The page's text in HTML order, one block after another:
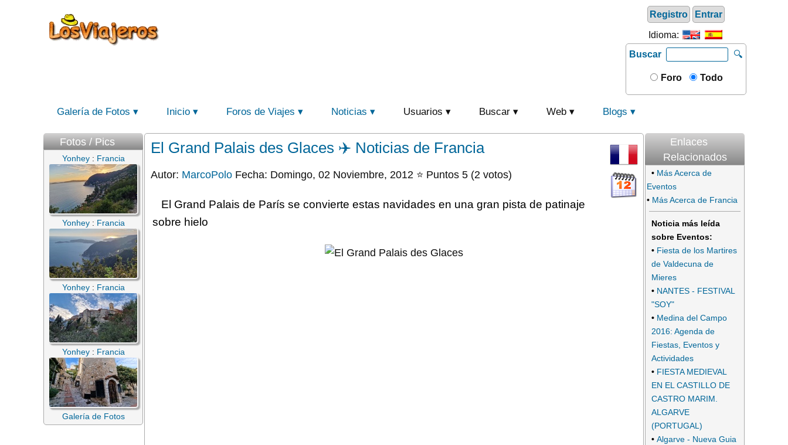
Registro Entrar
Idioma:
Buscar
🔍
Foro Todo
Galería de Fotos Inicio Foros de Viajes Noticias Usuarios Buscar Web Blogs
Fotos / Pics
Yonhey: Francia
Yonhey: Francia
Yonhey: Francia
Yonhey: Francia
Galería de Fotos
El Grand Palais des Glaces ✈️ Noticias de Francia
Autor: MarcoPolo Fecha: Domingo, 02 Noviembre, 2012 ⭐ Puntos 5 (2 votos)
El Grand Palais de París se convierte estas navidades en una gran pista de patinaje
sobre hielo
Enlaces
Relacionados
• Más Acerca de
Eventos
• Más Acerca de Francia
Noticia más leída
sobre Eventos:
• Fiesta de los Martires
de Valdecuna de
Mieres
• NANTES - FESTIVAL
"SOY"
• Medina del Campo
2016: Agenda de
Fiestas, Eventos y
Actividades
• FIESTA MEDIEVAL
EN EL CASTILLO DE
CASTRO MARIM.
ALGARVE
(PORTUGAL)
• Algarve - Nueva Guia